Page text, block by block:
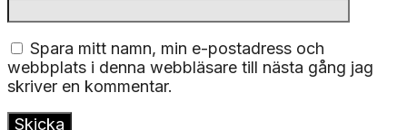
Spara mitt namn, min e-postadress och
webbplats i denna webbläsare till nästa gång jag
skriver en kommentar.